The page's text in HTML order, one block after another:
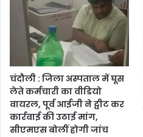
चंदौली : जिला अस्पताल में घूस
लेते कर्मचारी का वीडियो
वायरल, पूर्व आईजी ने ट्वीट कर
कार्रवाई की उठाई मांग,
सीएमएस बोलीं होगी जांच